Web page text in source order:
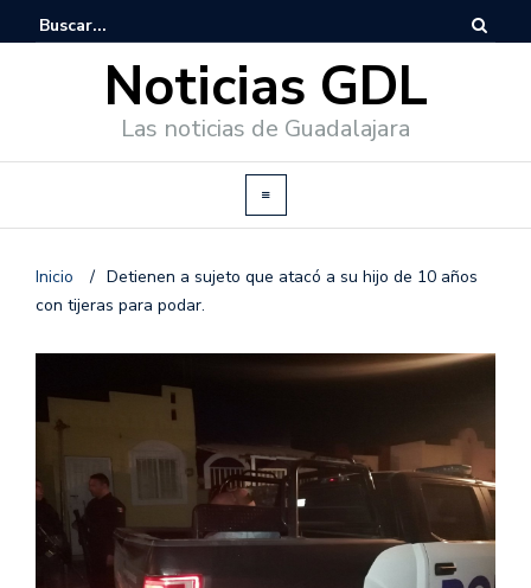
Noticias GDL
Las noticias de Guadalajara
Inicio / Detienen a sujeto que atacó a su hijo de 10 años
con tijeras para podar.